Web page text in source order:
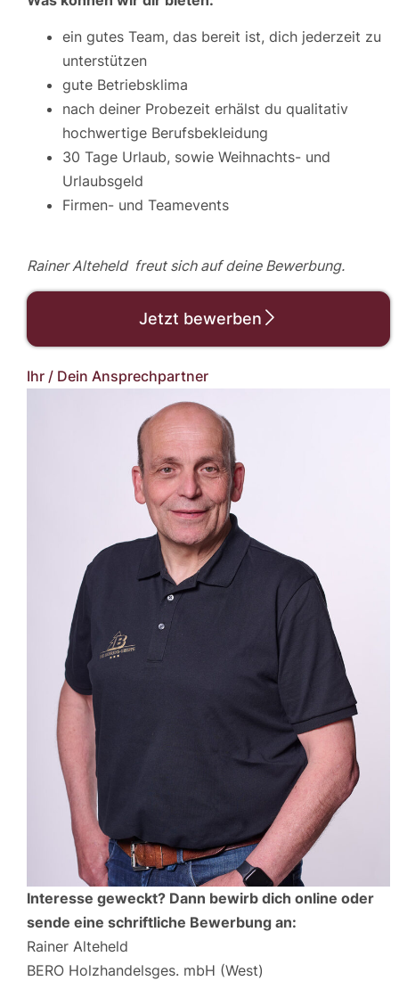
ein gutes Team, das bereit ist, dich jederzeit zu
unterstützen
gute Betriebsklima
nach deiner Probezeit erhälst du qualitativ
hochwertige Berufsbekleidung
30 Tage Urlaub, sowie Weihnachts- und
Urlaubsgeld
Firmen- und Teamevents
Rainer Alteheld freut sich auf deine Bewerbung.
Jetzt bewerben
Ihr / Dein Ansprechpartner
Interesse geweckt? Dann bewirb dich online oder
sende eine schriftliche Bewerbung an:
Rainer Alteheld
BERO Holzhandelsges. mbH (West)